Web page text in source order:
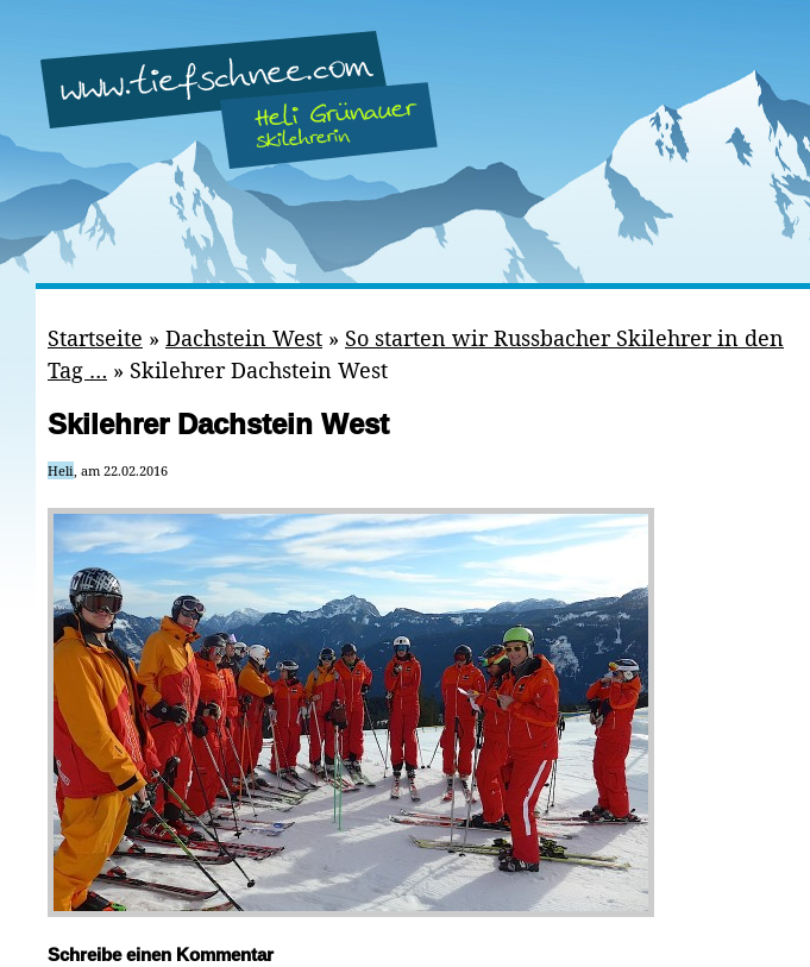
Startseite » Dachstein West » So starten wir Russbacher Skilehrer in den
Tag … » Skilehrer Dachstein West
Skilehrer Dachstein West
Heli, am 22.02.2016
Schreibe einen Kommentar